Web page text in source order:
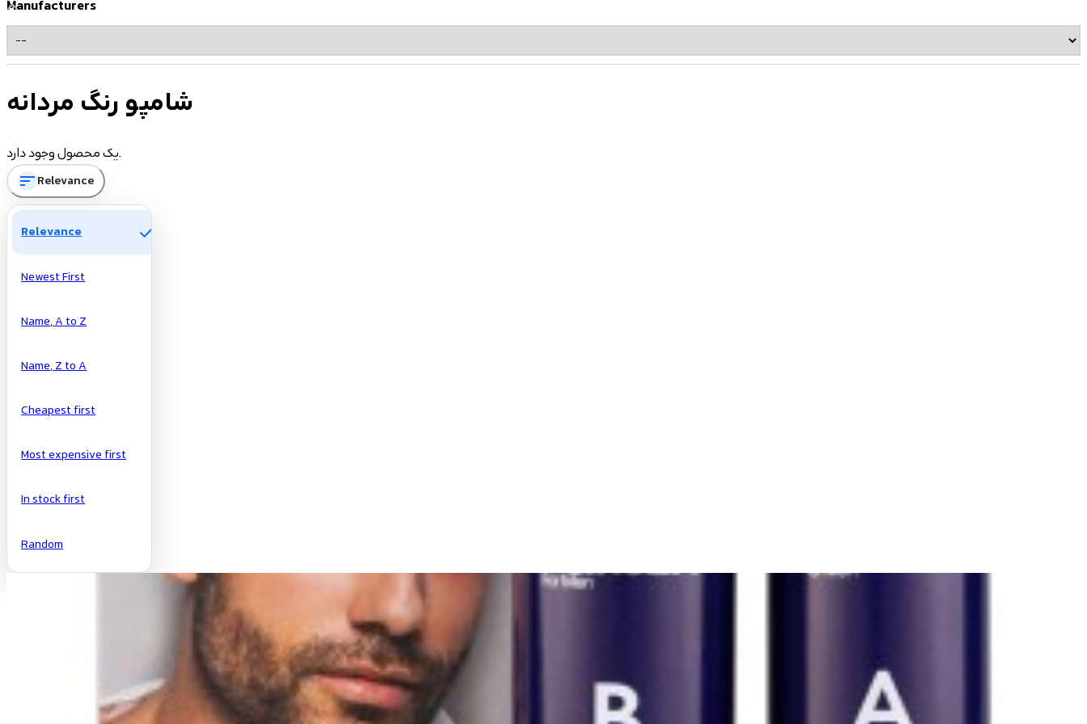
Manufacturers
شامپو رنگ مردانه
یک محصول وجود دارد.
sortRelevance
Relevance check
Newest First
Name, A to Z
Name, Z to A
Cheapest first
Most expensive first
In stock first
Random